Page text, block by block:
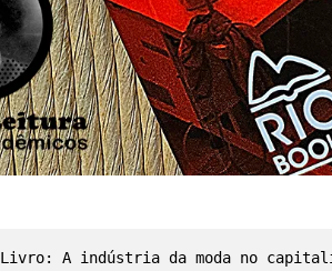
Livro: A indústria da moda no